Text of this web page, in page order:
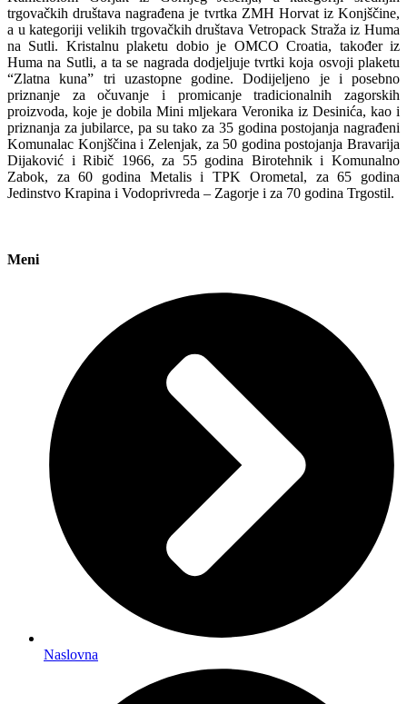
trgovačkih društava nagrađena je tvrtka ZMH Horvat iz Konjščine,
a u kategoriji velikih trgovačkih društava Vetropack Straža iz Huma
na Sutli. Kristalnu plaketu dobio je OMCO Croatia, također iz
Huma na Sutli, a ta se nagrada dodjeljuje tvrtki koja osvoji plaketu
“Zlatna kuna” tri uzastopne godine. Dodijeljeno je i posebno
priznanje za očuvanje i promicanje tradicionalnih zagorskih
proizvoda, koje je dobila Mini mljekara Veronika iz Desinića, kao i
priznanja za jubilarce, pa su tako za 35 godina postojanja nagrađeni
Komunalac Konjščina i Zelenjak, za 50 godina postojanja Bravarija
Dijaković i Ribič 1966, za 55 godina Birotehnik i Komunalno
Zabok, za 60 godina Metalis i TPK Orometal, za 65 godina
Jedinstvo Krapina i Vodoprivreda – Zagorje i za 70 godina Trgostil.
Meni
Naslovna